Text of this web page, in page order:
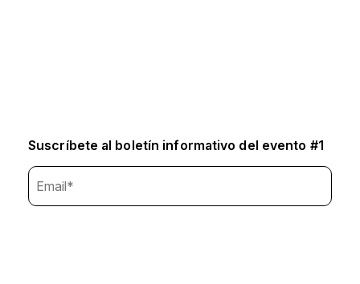
Suscríbete al boletín informativo del evento #1